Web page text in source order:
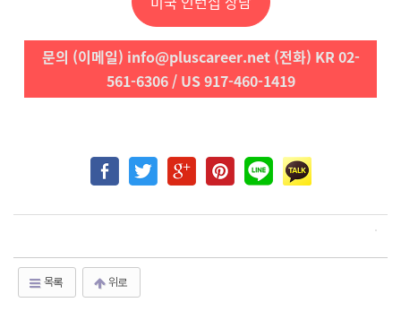
문의 (이메일) info@pluscareer.net (전화) KR 02-
561-6306 / US 917-460-1419
목록 위로